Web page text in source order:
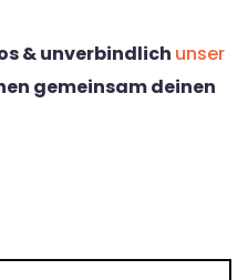
& unverbindlich unser
gemeinsam deinen